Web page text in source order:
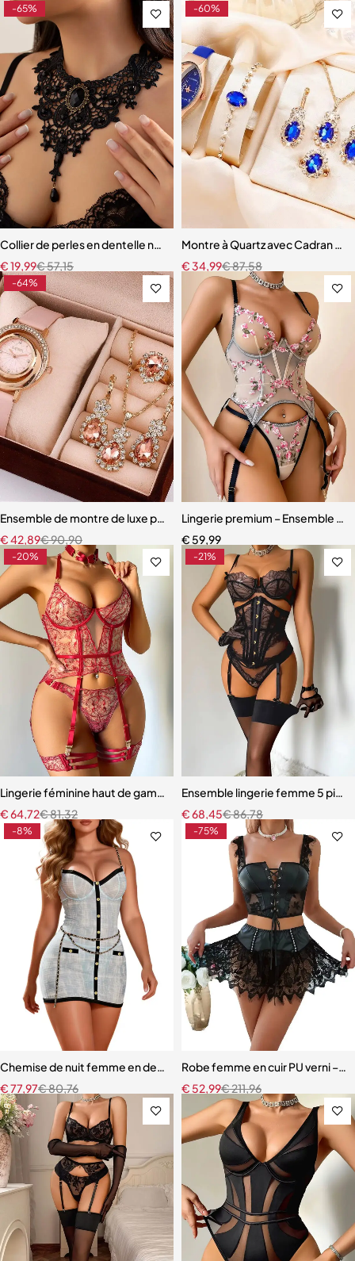
-65%
Collier de perles en dentelle noire gemme vintage
€57,15
€19,99
-60%
Montre à Quartz avec Cadran en
€87,58
€34,99
-64%
Ensemble de montre de luxe pour femme
€90,90
€42,89
Lingerie premium – Ensemble
€ 59,99
-20%
Lingerie féminine haut de gamme – Soutien-gorge et culotte en
€81,32
€64,72
-21%
Ensemble lingerie femme 5
€86,78
€68,45
-8%
Chemise de nuit femme en dentelle bleue – Babydoll avec
€80,76
€77,97
-75%
Robe femme en cuir PU verni –
€211,96
€ 52,99